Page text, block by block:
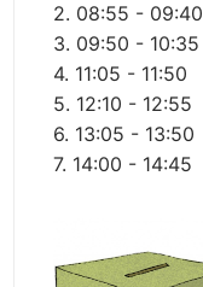
2. 08:55 - 09:40
3. 09:50 - 10:35
4. 11:05 - 11:50
5. 12:10 - 12:55
6. 13:05 - 13:50
7. 14:00 - 14:45